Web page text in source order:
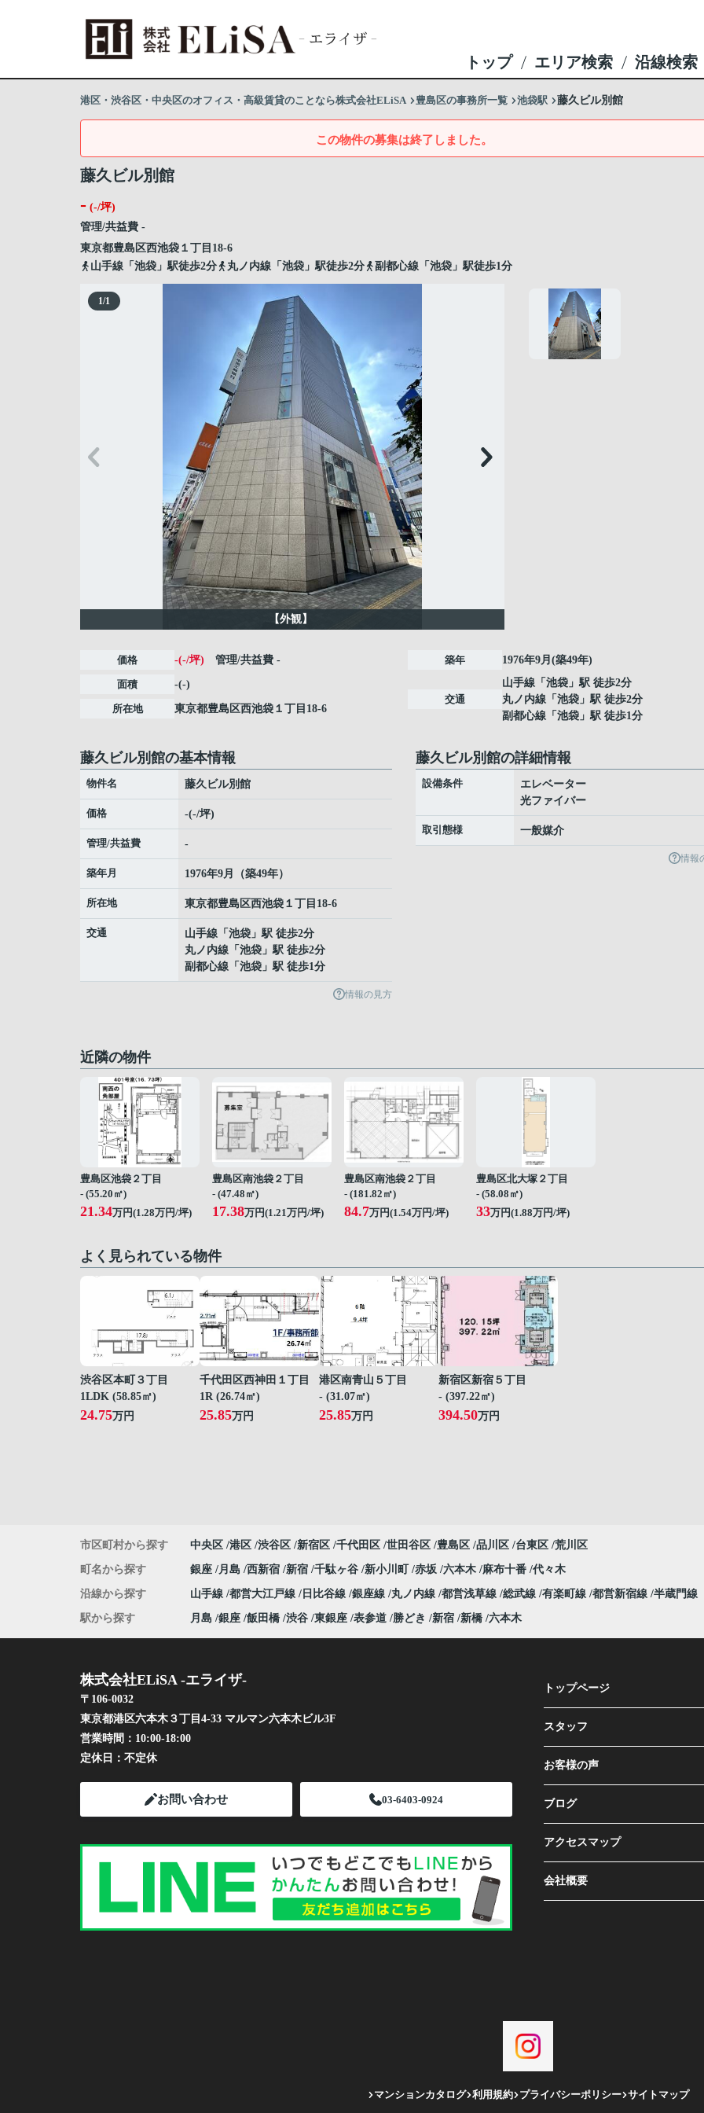
トップ エリア検索 沿線検索
港区・渋谷区・中央区のオフィス・高級賃貸のことなら株式会社ELiSA 豊島区の事務所一覧 池袋駅 藤久ビル別館
この物件の募集は終了しました。
藤久ビル別館
- (-/坪)
管理/共益費 -
東京都豊島区西池袋 １丁目18-6
山手線「池袋」駅徒歩2分
丸ノ内線「池袋」駅徒歩2分 副都心線「池袋」駅徒歩1分
1/1
【外観】
価格 -(-/坪) 管理/共益費 -
面積 -(-)
所在地 東京都豊島区西池袋 １丁目18-6
築年 1976年9月(築49年)
交通
山手線 「 池袋 」駅 徒歩2分
丸ノ内線 「 池袋 」駅 徒歩2分
副都心線 「 池袋 」駅 徒歩1分
藤久ビル別館の基本情報
物件名 藤久ビル別館
価格 -(-/坪)
管理/共益費 -
築年月 1976年9月（築49年）
所在地 東京都豊島区西池袋 １丁目18-6
交通 山手線 「 池袋 」駅 徒歩2分
丸ノ内線 「 池袋 」駅 徒歩2分
副都心線 「 池袋 」駅 徒歩1分
情報の見方
藤久ビル別館の詳細情報
設備条件
エレベーター
光ファイバー
取引態様 一般媒介
情報
近隣の物件
豊島区池袋２丁目
- (55.20㎡)
21.34万円(1.28万円/坪)
豊島区南池袋２丁目
- (47.48㎡)
17.38万円(1.21万円/坪)
豊島区南池袋２丁目
- (181.82㎡)
84.7万円(1.54万円/坪)
豊島区北大塚２丁目
- (58.08㎡)
33万円(1.88万円/坪)
よく見られている物件
渋谷区本町３丁目
1LDK (58.85㎡)
24.75万円
千代田区西神田１丁目
1R (26.74㎡)
25.85万円
港区南青山５丁目
- (31.07㎡)
25.85万円
新宿区新宿５丁目
- (397.22㎡)
394.50万円
市区町村から探す 中央区 港区 渋谷区 新宿区 千代田区 世田谷区 豊島区 品川区 台東区 荒川区
町名から探す 銀座 月島 西新宿 新宿 千駄ヶ谷 新小川町 赤坂 六本木 麻布十番 代々木
沿線から探す 山手線 都営大江戸線 日比谷線 銀座線 丸ノ内線 都営浅草線 総武線 有楽町線 都営新宿線 半蔵門線
駅から探す 月島 銀座 飯田橋 渋谷 東銀座 表参道 勝どき 新宿 新橋 六本木
株式会社ELiSA -エライザ-
〒106-0032
東京都港区六本木３丁目4-33 マルマン六本木ビル3F
営業時間： 10:00-18:00
定休日： 不定休
お問い合わせ 03-6403-0924
トップページ
スタッフ
お客様の声
ブログ
アクセスマップ
会社概要
マンションカタログ 利用規約 プライバシーポリシー サイトマップ